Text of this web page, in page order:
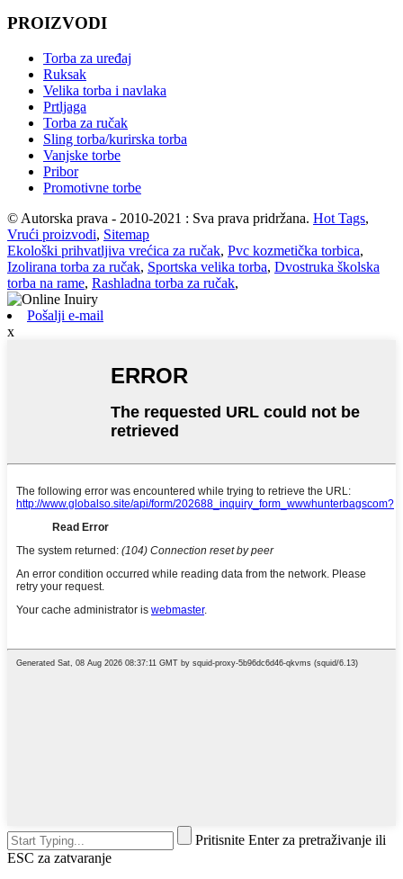
PROIZVODI
Torba za uređaj
Ruksak
Velika torba i navlaka
Prtljaga
Torba za ručak
Sling torba/kurirska torba
Vanjske torbe
Pribor
Promotivne torbe
© Autorska prava - 2010-2021 : Sva prava pridržana. Hot Tags,
Vrući proizvodi, Sitemap
Ekološki prihvatljiva vrećica za ručak, Pvc kozmetička torbica,
Izolirana torba za ručak, Sportska velika torba, Dvostruka školska
torba na rame, Rashladna torba za ručak,
Pošalji e-mail
x
Pritisnite Enter za pretraživanje ili
ESC za zatvaranje